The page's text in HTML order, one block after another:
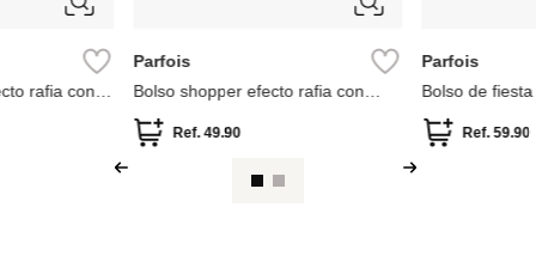
Parfois
Bolso bombonera con textura y
Ref.55.90Ref.
Aldo
Bolso de
Ref.125.00